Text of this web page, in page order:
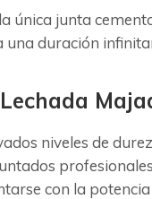
única junta
duración
niveles de
con la